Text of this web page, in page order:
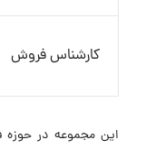
کارشناس فروش
این مجموعه در حوزه